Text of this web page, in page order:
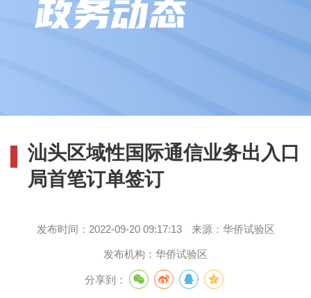
汕头区域性国际通信业务出入口
局首笔订单签订
发布时间： 2022-09-20 09:17:13 来源： 华侨试验区
发布机构： 华侨试验区
分享到：